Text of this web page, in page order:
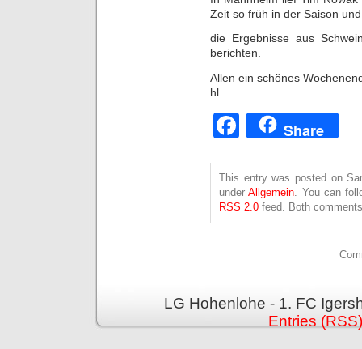
Zeit so früh in der Saison
die Ergebnisse aus
berichten.
Allen ein schönes
hl
Facebook
Share
This entry was posted on
underAllgemein . You can
RSS 2.0 feed. Both
LG Hohenlohe - 1. FC
Entries (RSS)